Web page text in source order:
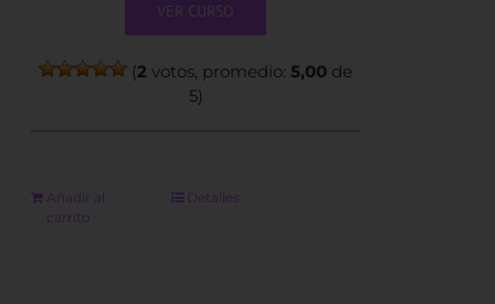
VER CURSO
(2 votos, promedio:5,00 de
5)
Añadir al
carrito
Detalles